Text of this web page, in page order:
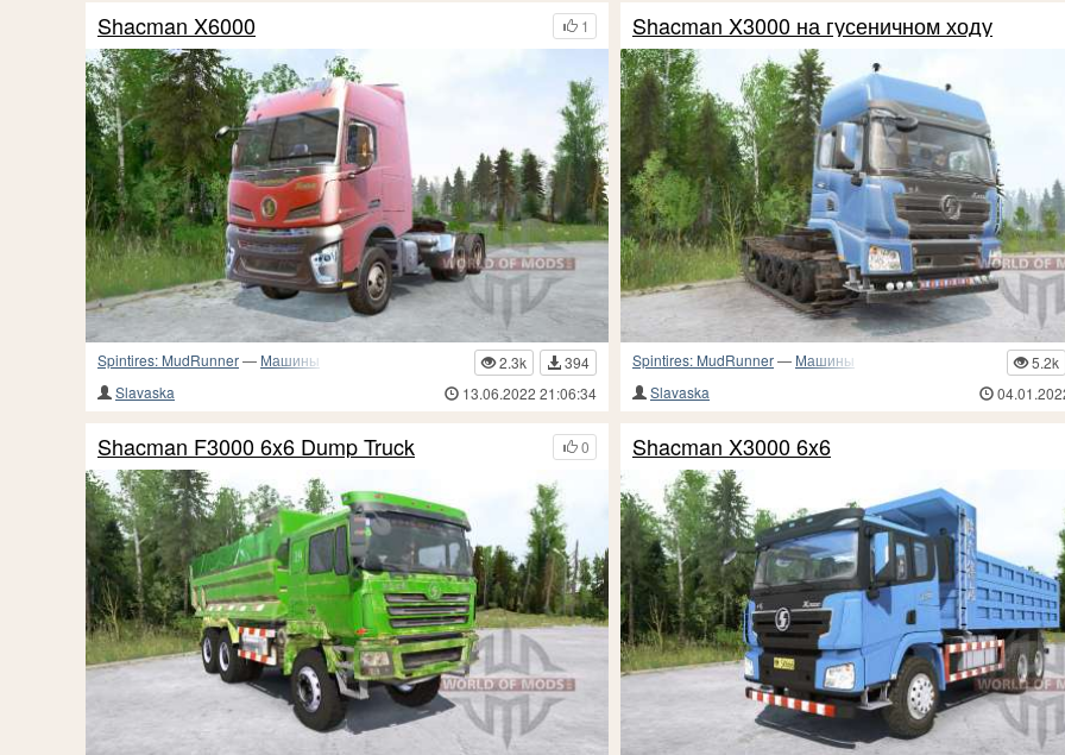
1
Shacman X6000
Spintires: MudRunner— Машины 2.3k
394
Slavaska
13.06.2022 21:06:34
Shacman X3000 на гусеничном ходу
Spintires: MudRunner— Машины 5.2k
Slavaska
0
Shacman F3000 6x6 Dump Truck Shacman X3000 6x6